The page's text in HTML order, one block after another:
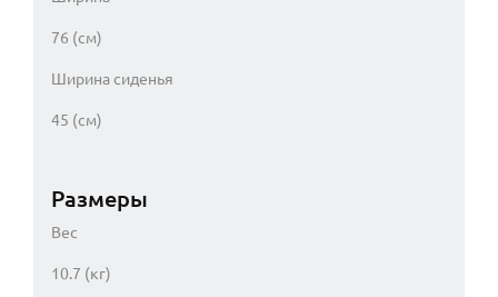
76 (см)
Ширина сиденья
45 (см)
Размеры
Вес
10.7 (кг)